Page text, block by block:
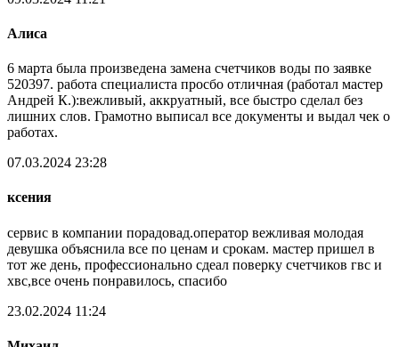
Алиса
6 марта была произведена замена счетчиков воды по заявке
520397. работа специалиста просбо отличная (работал мастер
Андрей К.):вежливый, аккруатный, все быстро сделал без
лишних слов. Грамотно выписал все документы и выдал чек о
работах.
07.03.2024 23:28
ксения
сервис в компании порадовад.оператор вежливая молодая
девушка объяснила все по ценам и срокам. мастер пришел в
тот же день, профессионально сдеал поверку счетчиков гвс и
хвс,все очень понравилось, спасибо
23.02.2024 11:24